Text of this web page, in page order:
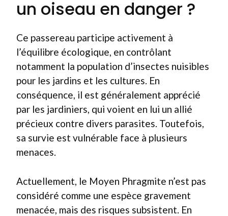
un oiseau en danger ?
Ce passereau participe activement à
l’équilibre écologique, en contrôlant
notamment la population d’insectes nuisibles
pour les jardins et les cultures. En
conséquence, il est généralement apprécié
par les jardiniers, qui voient en lui un allié
précieux contre divers parasites. Toutefois,
sa survie est vulnérable face à plusieurs
menaces.
Actuellement, le Moyen Phragmite n’est pas
considéré comme une espèce gravement
menacée, mais des risques subsistent. En